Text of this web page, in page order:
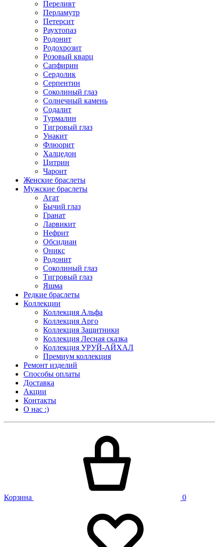
Переливт
Перламутр
Петерсит
Раухтопаз
Родонит
Родохрозит
Розовый кварц
Сапфирин
Сердолик
Серпентин
Соколиный глаз
Солнечный камень
Содалит
Турмалин
Тигровый глаз
Унакит
Флюорит
Халцедон
Цитрин
Чароит
Женские браслеты
Мужские браслеты
Агат
Бычий глаз
Гранат
Ларвикит
Нефрит
Обсидиан
Оникс
Родонит
Соколиный глаз
Тигровый глаз
Яшма
Редкие браслеты
Коллекции
Коллекция Альфа
Коллекция Арго
Коллекция Защитники
Коллекция Лесная сказка
Коллекция УРУЙ-АЙХАЛ
Премиум коллекция
Ремонт изделий
Способы оплаты
Доставка
Акции
Контакты
О нас :)
Корзина 0